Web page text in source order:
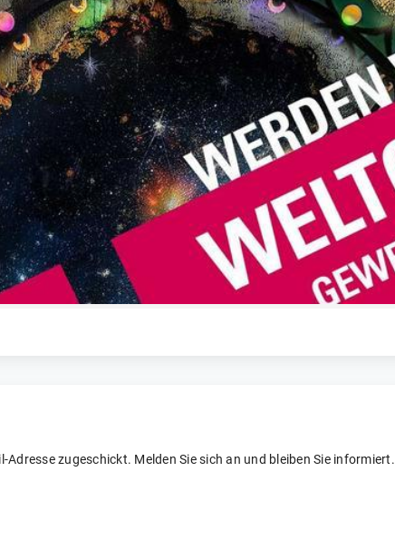
zugeschickt. Melden Sie sich an und bleiben Sie informiert.